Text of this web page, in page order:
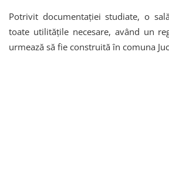
Potrivit documentației studiate, o
toate utilitățile necesare, având un
urmează să fie construită în comuna